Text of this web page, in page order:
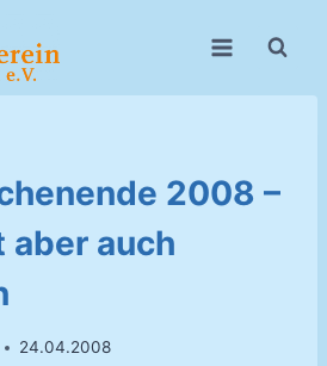
2008 –
auch
24.04.2008